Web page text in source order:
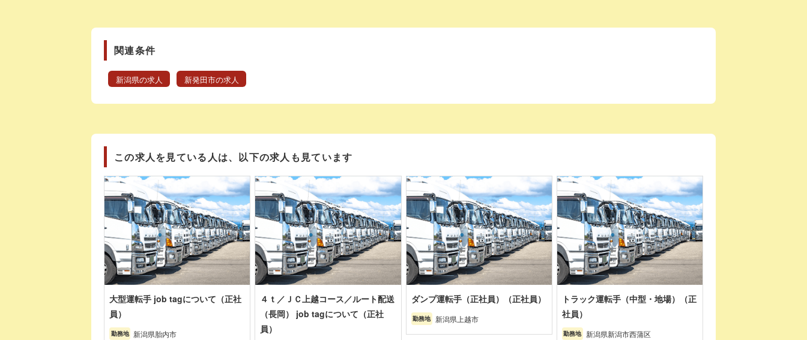
関連条件
新潟県の求人 新発田市の求人
この求人を見ている人は、以下の求人も見ています
大型運転手 job tagについて（正社
員）
勤務地 新潟県胎内市
４ｔ／ＪＣ上越コース／ルート配送
（長岡） job tagについて（正社
員）
ダンプ運転手（正社員）（正社員）
勤務地 新潟県上越市
トラック運転手（中型・地場）（正
社員）
勤務地 新潟県新潟市西蒲区